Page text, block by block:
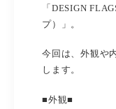
「DESIGN
プ）」。
今回は、外観や
します。
■外観■